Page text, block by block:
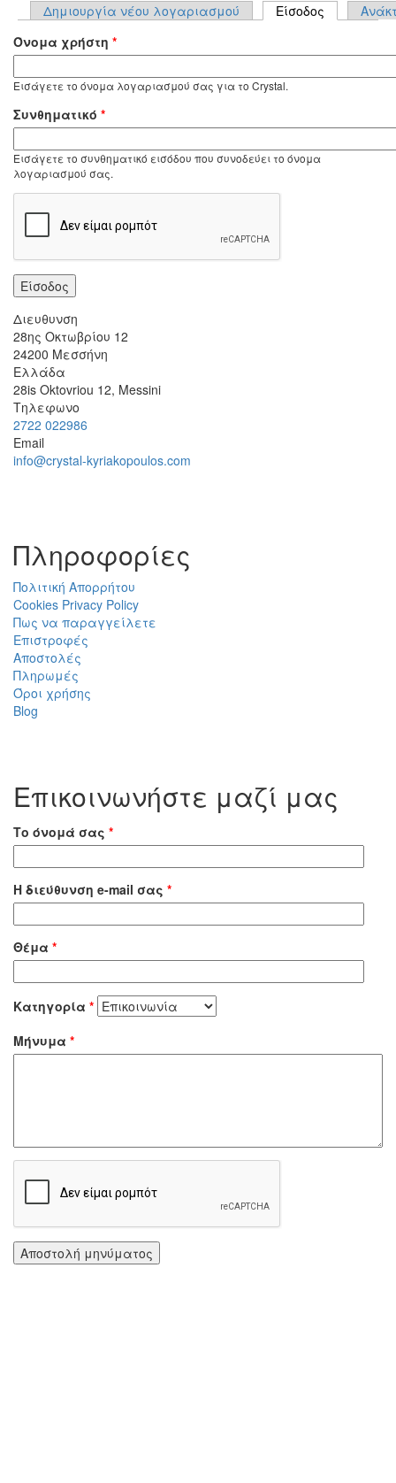
Πρωτεύουσες καρτέλες
Δημιουργία νέου λογαριασμού Είσοδος (ενεργή
Όνομα χρήστη *
Εισάγετε το όνομα λογαριασμού σας για το Crystal.
Συνθηματικό *
Εισάγετε το συνθηματικό εισόδου που συνοδεύει το όνομα
λογαριασμού σας.
Διευθυνση
28ης Οκτωβρίου 12
24200 Μεσσήνη
Ελλάδα
28is Oktovriou 12, Messini
Τηλεφωνο
2722 022986
Email
info@crystal-kyriakopoulos.com
Πληροφορίες
Πολιτική Απορρήτου
Cookies Privacy Policy
Πως να παραγγείλετε
Επιστροφές
Αποστολές
Πληρωμές
Όροι χρήσης
Blog
Επικοινωνήστε μαζί μας
Το όνομά σας *
Η διεύθυνση e-mail σας *
Θέμα *
Κατηγορία *
Μήνυμα *